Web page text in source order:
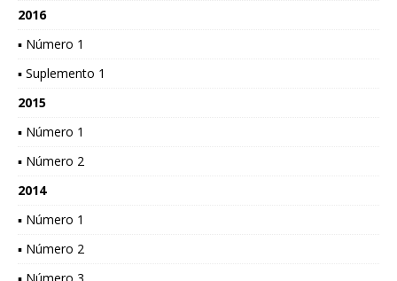
2016
▪ Número 1
▪ Suplemento 1
2015
▪ Número 1
▪ Número 2
2014
▪ Número 1
▪ Número 2